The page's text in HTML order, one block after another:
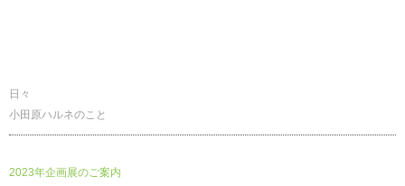
日々
小田原ハルネのこと
2023年企画展のご案内